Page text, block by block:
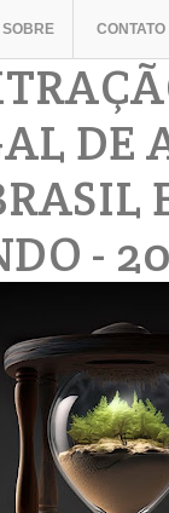
SOBRE CONTATO
DE
-